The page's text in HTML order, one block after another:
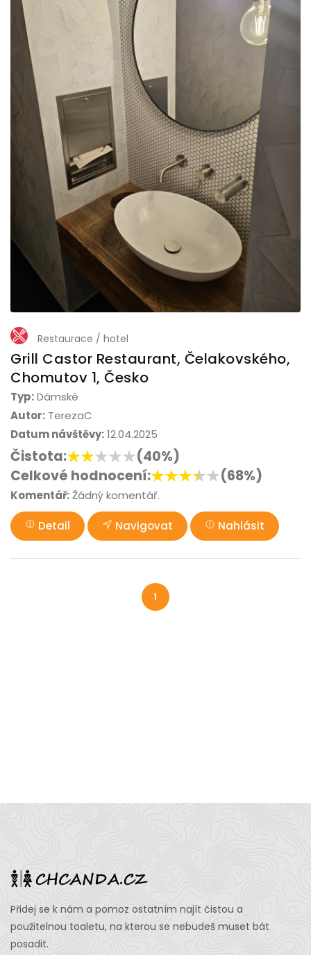
Restaurace / hotel
Grill Castor Restaurant, Čelakovského,
Chomutov 1, Česko
Typ:Dámské
Autor: TerezaC
Datum návštěvy:12.04.2025
Čistota:
(40%)
Celkové hodnocení:
(68%)
Komentář:Žádný komentář.
Detail Navigovat Nahlásit
1
Přidej se k nám a pomoz ostatním najít čistou a
použitelnou toaletu, na kterou se nebudeš muset bát
posadit.